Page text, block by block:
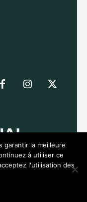
garantir la meilleure
à utiliser ce
l'utilisation des